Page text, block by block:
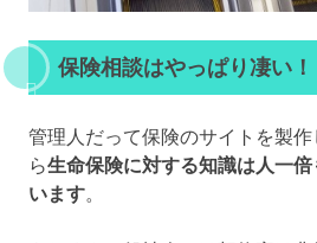
保険相談はやっぱり凄い！
管理人だって保険のサイトを製
ら生命保険に対する知識は人一
います。